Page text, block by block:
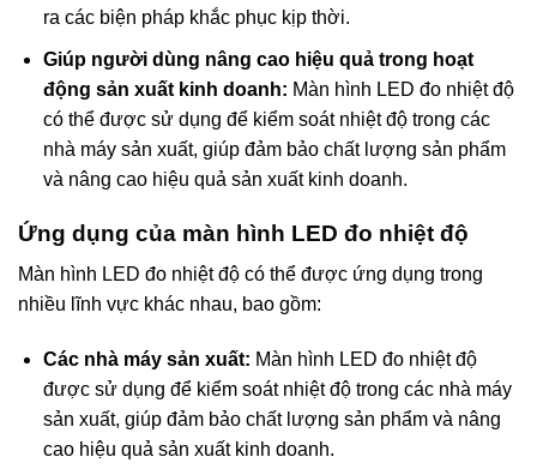
ra các biện pháp khắc phục kịp thời.
Giúp người dùng nâng cao hiệu quả trong hoạt
động sản xuất kinh doanh: Màn hình LED đo nhiệt độ
có thể được sử dụng để kiểm soát nhiệt độ trong các
nhà máy sản xuất, giúp đảm bảo chất lượng sản phẩm
và nâng cao hiệu quả sản xuất kinh doanh.
Ứng dụng của màn hình LED đo nhiệt độ
Màn hình LED đo nhiệt độ có thể được ứng dụng trong
nhiều lĩnh vực khác nhau, bao gồm:
Các nhà máy sản xuất: Màn hình LED đo nhiệt độ
được sử dụng để kiểm soát nhiệt độ trong các nhà máy
sản xuất, giúp đảm bảo chất lượng sản phẩm và nâng
cao hiệu quả sản xuất kinh doanh.